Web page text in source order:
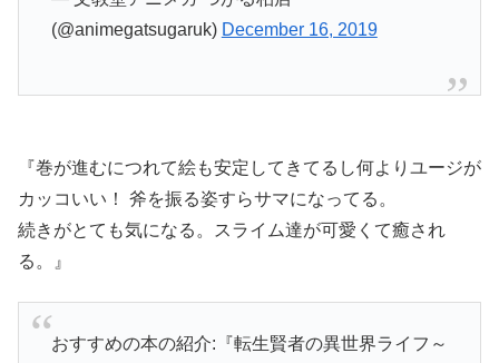
(@animegatsugaruk) December 16, 2019
『巻が進むにつれて絵も安定してきてるし何よりユージが
カッコいい！ 斧を振る姿すらサマになってる。
続きがとても気になる。スライム達が可愛くて癒され
る。』
おすすめの本の紹介:『転生賢者の異世界ライフ～